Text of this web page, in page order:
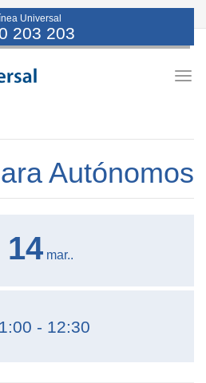
Universal
203 203
Autónomos
14 mar..
- 12:30